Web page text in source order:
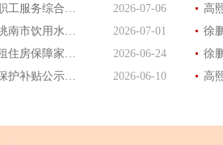
洮南市兴隆街道办事处职工服务综合体配套设备采购公告
2026-07-06
关于《2026年第二季度洮南市饮用水水质卫生监测结果报告》信息发布
2026-07-01
洮南市按份共有产权廉租住房保障家庭申请购买国有产权份额名单进行公示的公告
2026-06-24
洮南市2026年耕地地力保护补贴公示公告
2026-06-10